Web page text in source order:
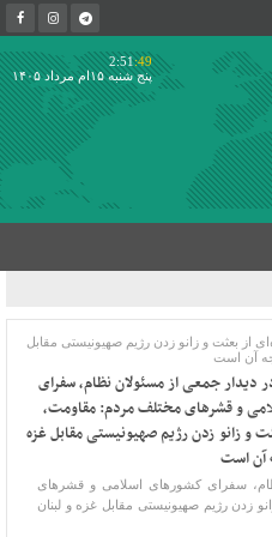
2:51:49
پنج شنبه ۱۵ام مرداد ۱۴۰۵
از بعثت و زانو زدن رژیم صهیونیستی مقابل
آن است
دیدار جمعی از مسئولان نظام، سفرای
و قشرهای مختلف مردم: مقاومت،
و زانو زدن رژیم صهیونیستی مقابل غزه
آن است
سفرای کشورهای اسلامی و قشرهای
زدن رژیم صهیونیستی مقابل غزه و لبنان